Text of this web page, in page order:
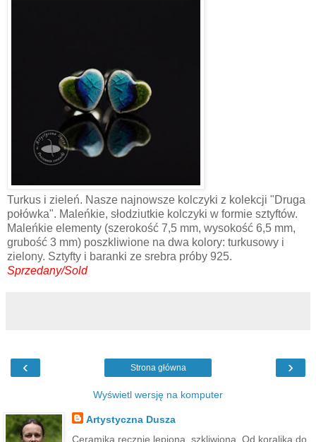
Turkus i zieleń. Nasze najnowsze kolczyki z kolekcji "Druga
połówka". Maleńkie, słodziutkie kolczyki w formie sztyftów.
Maleńkie elementy (szerokość 7,5 mm, wysokość 6,5 mm,
grubość 3 mm) poszkliwione na dwa kolory: turkusowy i
zielony. Sztyfty i baranki ze srebra próby 925.
Sprzedany/Sold
‹ ›
Strona główna
Wyświetl wersję na komputer
Artystyczna Dusza
Ceramika ręcznie lepiona, szkliwiona. Od koralika do